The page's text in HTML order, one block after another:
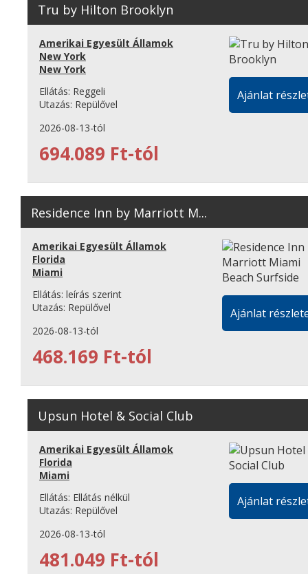
Tru by Hilton Brooklyn
Amerikai Egyesült Államok
New York
New York
Ellátás: Reggeli
Utazás: Repülővel
2026-08-13-tól
694.089 Ft-tól
Ajánlat
Residence Inn by Marriott M...
Amerikai Egyesült Államok
Florida
Miami
Ellátás: leírás szerint
Utazás: Repülővel
2026-08-13-tól
468.169 Ft-tól
Ajánlat
Upsun Hotel & Social Club
Amerikai Egyesült Államok
Florida
Miami
Ellátás: Ellátás nélkül
Utazás: Repülővel
2026-08-13-tól
481.049 Ft-tól
Ajánlat